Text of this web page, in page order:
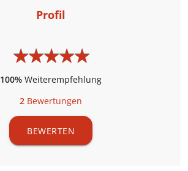
Profil
★★★★★
★★★★★
100% Weiterempfehlung
2 Bewertungen
BEWERTEN